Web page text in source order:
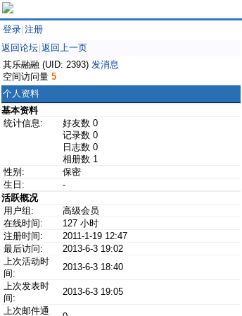
登录 注册
返回论坛 返回上一页
其乐融融 (UID: 2393) 发消息
空间访问量 5
个人资料
基本资料
统计信息:
好友数 0
记录数 0
日志数 0
相册数 1
性别:
保密
生日:
-
活跃概况
用户组:
高级会员
在线时间:
127 小时
注册时间:
2011-1-19 12:47
最后访问:
2013-6-3 19:02
上次活动时
间:
2013-6-3 18:40
上次发表时
间:
2013-6-3 19:05
上次邮件通